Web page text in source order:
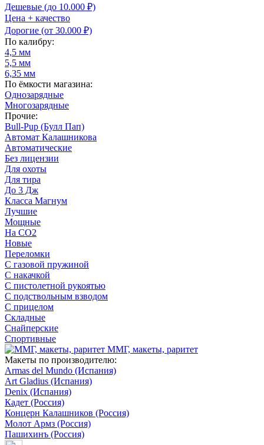
Дешевые (до 10.000 ₽)
Цена + качество
Дорогие (от 30.000 ₽)
По калибру:
4,5 мм
5,5 мм
6,35 мм
По ёмкости магазина:
Однозарядные
Многозарядные
Прочие:
Bull-Pup (Булл Пап)
Автомат Калашникова
Автоматические
Без лицензии
Для охоты
Для тира
До 3 Дж
Класса Магнум
Лучшие
Мощные
На CO2
Новые
Переломки
С газовой пружиной
С накачкой
С пистолетной рукоятью
С подствольным взводом
С прицелом
Складные
Снайперские
Спортивные
ММГ, макеты, раритет
Макеты по производителю:
Armas del Mundo (Испания)
Art Gladius (Испания)
Denix (Испания)
Кадет (Россия)
Концерн Калашников (Россия)
Молот Армз (Россия)
Пашихинъ (Россия)